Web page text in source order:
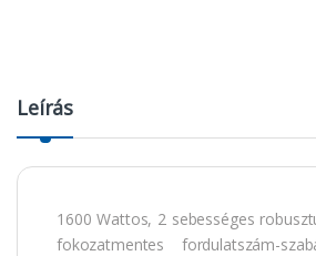
Leírás
1600 Wattos, 2 sebességes
fokozatmentes fordulatszám-